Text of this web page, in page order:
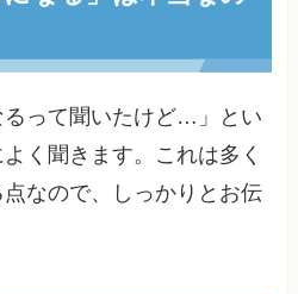
るって聞いたけど…」とい
く聞きます。これは多く
なので、しっかりとお伝